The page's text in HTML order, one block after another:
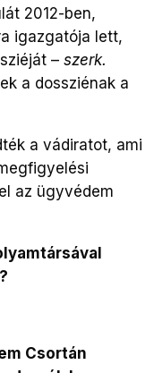
2012-ben,
igazgatója lett,
– szerk.
a dossziénak a
a vádiratot, ami
az ügyvédem
Csortán